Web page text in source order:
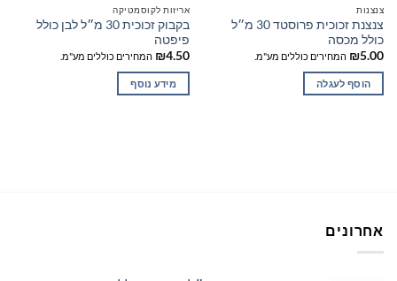
צנצנות
צנצנת זכוכית פרוסטד 30 מ״ל
כולל מכסה
₪5.00 המחירים כוללים מע"מ.
הוסף לעגלה
אריזות לקוסמטיקה
בקבוק זכוכית 30 מ״ל לבן כולל
פיפטה
₪4.50 המחירים כוללים מע"מ.
מידע נוסף
אחרונים